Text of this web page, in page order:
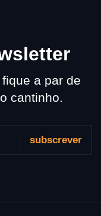
a par de
cantinho.